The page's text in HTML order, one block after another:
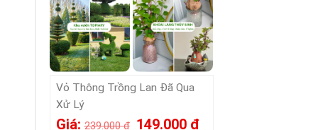
Vỏ Thông Trồng Lan Đã Qua
Xử Lý
Giá:239.000₫ Giá
149.000 ₫Giá